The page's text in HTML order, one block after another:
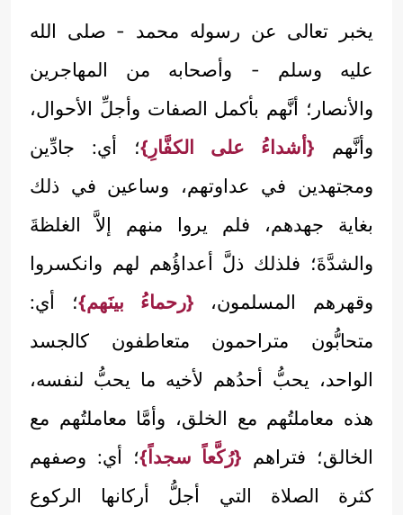
يخبر تعالى عن رسوله محمد - صلى الله
عليه وسلم - وأصحابه من المهاجرين
والأنصار؛ أنَّهم بأكمل الصفات وأجلِّ الأحوال،
وأنَّهم {أشداءُ على الكفَّارِ}؛ أي: جادِّين
ومجتهدين في عداوتهم، وساعين في ذلك
بغاية جهدهم، فلم يروا منهم إلاَّ الغلظةَ
والشدَّةَ؛ فلذلك ذلَّ أعداؤُهم لهم وانكسروا
وقهرهم المسلمون، {رحماءُ بينَهم}؛ أي:
متحابُّون متراحمون متعاطفون كالجسد
الواحد، يحبُّ أحدُهم لأخيه ما يحبُّ لنفسه،
هذه معاملتُهم مع الخلق، وأمَّا معاملتُهم مع
الخالق؛ فتراهم {رُكَّعاً سجداً}؛ أي: وصفهم
كثرة الصلاة التي أجلُّ أركانها الركوع